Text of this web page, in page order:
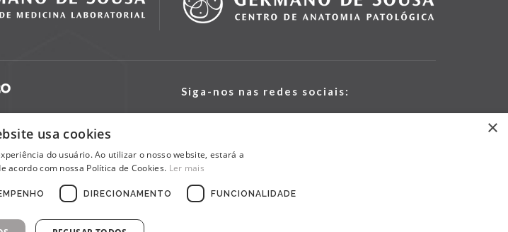
Siga-nos nas redes sociais:
×
usa cookies
do usuário. Ao utilizar o nosso website, estará a
acordo com nossa Política de Cookies. Ler mais
DIRECIONAMENTO FUNCIONALIDADE